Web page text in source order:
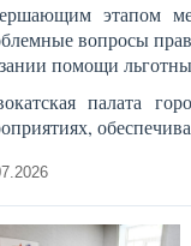
этапом
вопросы
помощи
палата